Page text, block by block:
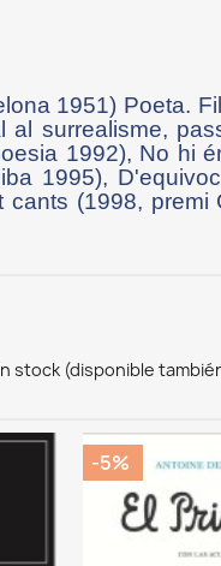
1951) Poeta.
al surrealisme,
1992), No hi
1995),
cants (1998,
stock (disponible
-5%